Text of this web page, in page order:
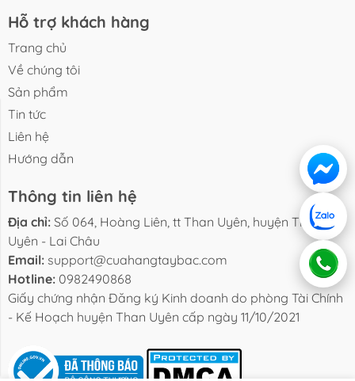
Liên hệ
Hỗ trợ khách hàng
Trang chủ
Về chúng tôi
Sản phẩm
Tin tức
Liên hệ
Hướng dẫn
Thông tin liên hệ
Địa chỉ: Số 064, Hoàng Liên, tt Than Uyên, huyện Than
Uyên - Lai Châu
Email: support@cuahangtaybac.com
Hotline: 0982490868
Giấy chứng nhận Đăng ký Kinh doanh do phòng Tài Chính
- Kế Hoạch huyện Than Uyên cấp ngày 11/10/2021